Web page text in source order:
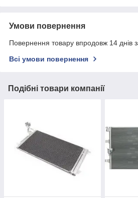
Умови повернення
Повернення товару впродовж 14 днів
Всі умови повернення
Подібні товари компанії